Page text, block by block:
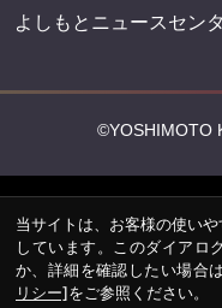
よしもとニュースセン
©YOSHIMOTO
当サイトは、お客様の使い
しています。このダイアロ
か、詳細を確認したい場合は
リシー]をご参照ください。